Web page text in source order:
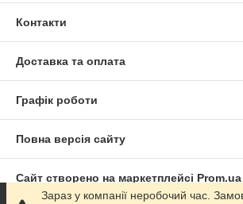
Контакти
Доставка та оплата
Графік роботи
Повна версія сайту
Сайт створено на маркетплейсі Prom.ua
Зараз у компанії неробочий час.